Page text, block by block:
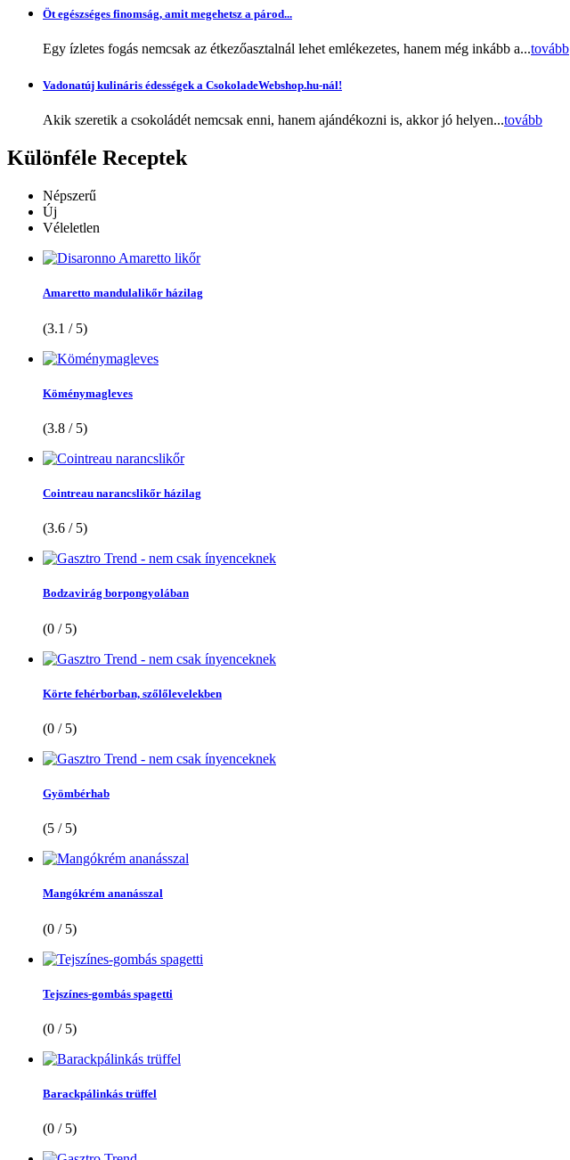
Öt egészséges finomság, amit megehetsz a párod...
Egy ízletes fogás nemcsak az étkezőasztalnál lehet emlékezetes, hanem még inkább a...tovább
Vadonatúj kulináris édességek a CsokoladeWebshop.hu-nál!
Akik szeretik a csokoládét nemcsak enni, hanem ajándékozni is, akkor jó helyen...tovább
Különféle Receptek
Népszerű
Új
Véleletlen
Amaretto mandulalikőr házilag
(3.1 / 5)
Köménymagleves
(3.8 / 5)
Cointreau narancslikőr házilag
(3.6 / 5)
Bodzavirág borpongyolában
(0 / 5)
Körte fehérborban, szőlőlevelekben
(0 / 5)
Gyömbérhab
(5 / 5)
Mangókrém ananásszal
(0 / 5)
Tejszínes-gombás spagetti
(0 / 5)
Barackpálinkás trüffel
(0 / 5)